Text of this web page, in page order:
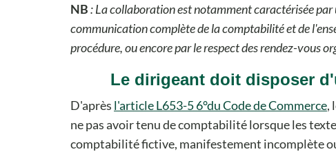
NB: La collaboration est notamment caractérisée
communication complète de la comptabilité et de
procédure, ou encore par le respect des rendez-vous
Le dirigeant doit disposer
D'après l'article L653-5 6°du Code de Commerce,
ne pas avoir tenu de comptabilité lorsque les
comptabilité fictive, manifestement incomplète